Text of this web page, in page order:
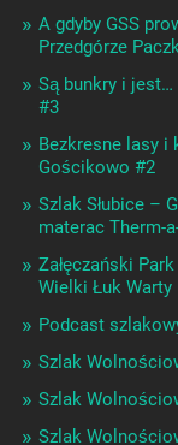
A gdyby GSS
Przedgórze
Są bunkry i jest…
#3
Bezkresne lasy i
Gościkowo #2
Szlak Słubice –
materac Therm-
Załęczański
Wielki Łuk Warty
Podcast
Szlak
Szlak
Szlak